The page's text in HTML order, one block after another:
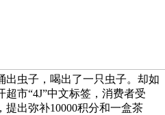
出虫子，喝出了一只虫子。却如
市“4J”中文标签，消费者受
提出弥补10000积分和一盒茶